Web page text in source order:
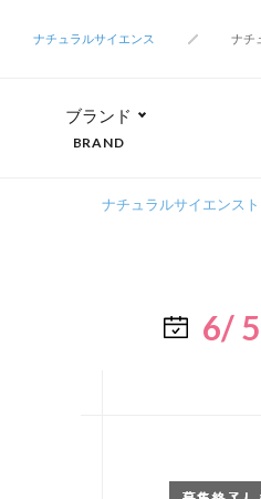
ナチュラルサイエンス
ナチ
ブランド
BRAND
ナチュラルサイエンス
6/ 5